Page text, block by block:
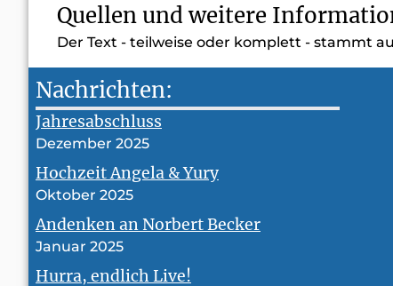
Quellen und weitere
Der Text - teilweise oder komplett - stammt
Nachrichten:
Jahresabschluss
Dezember 2025
Hochzeit Angela & Yury
Oktober 2025
Andenken an Norbert Becker
Januar 2025
Hurra, endlich Live!